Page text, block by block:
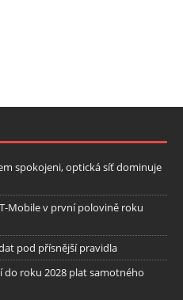
spokojeni, optická síť dominuje
Mobile v první polovině roku
pod přísnější pravidla
roku 2028 plat samotného